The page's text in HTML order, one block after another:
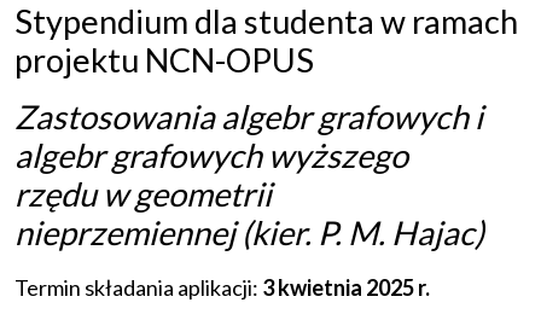
Stypendium dla studenta w ramach
projektu NCN-OPUS
Zastosowania algebr grafowych i
algebr grafowych wyższego
rzędu w geometrii
nieprzemiennej (kier. P. M. Hajac)
Termin składania aplikacji: 3 kwietnia 2025 r.